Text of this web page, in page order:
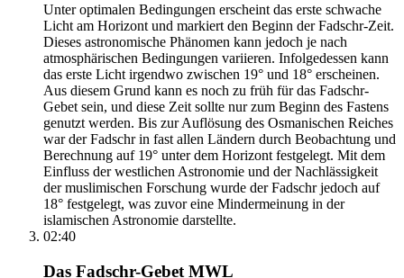
Unter optimalen Bedingungen erscheint das erste schwache
Licht am Horizont und markiert den Beginn der Fadschr-Zeit.
Dieses astronomische Phänomen kann jedoch je nach
atmosphärischen Bedingungen variieren. Infolgedessen kann
das erste Licht irgendwo zwischen 19° und 18° erscheinen.
Aus diesem Grund kann es noch zu früh für das Fadschr-
Gebet sein, und diese Zeit sollte nur zum Beginn des Fastens
genutzt werden. Bis zur Auflösung des Osmanischen Reiches
war der Fadschr in fast allen Ländern durch Beobachtung und
Berechnung auf 19° unter dem Horizont festgelegt. Mit dem
Einfluss der westlichen Astronomie und der Nachlässigkeit
der muslimischen Forschung wurde der Fadschr jedoch auf
18° festgelegt, was zuvor eine Mindermeinung in der
islamischen Astronomie darstellte.
02:40
Das Fadschr-Gebet MWL